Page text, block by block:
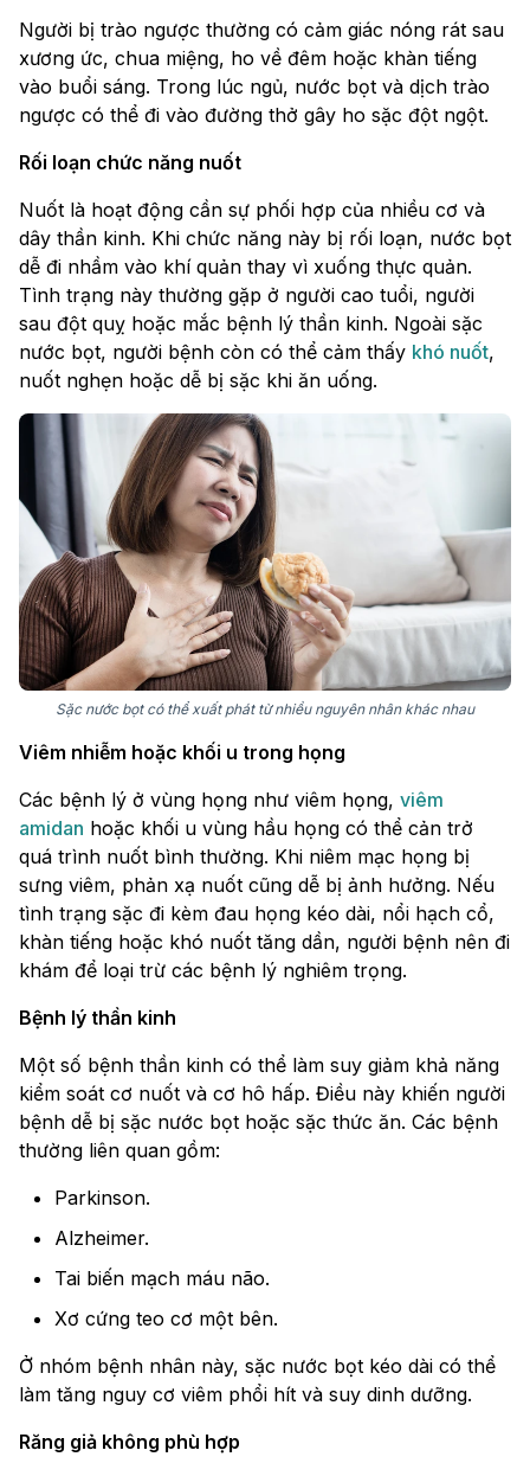
Người bị trào ngược thường có cảm giác nóng rát sau
xương ức, chua miệng, ho về đêm hoặc khàn tiếng
vào buổi sáng. Trong lúc ngủ, nước bọt và dịch trào
ngược có thể đi vào đường thở gây ho sặc đột ngột.
Rối loạn chức năng nuốt
Nuốt là hoạt động cần sự phối hợp của nhiều cơ và
dây thần kinh. Khi chức năng này bị rối loạn, nước bọt
dễ đi nhầm vào khí quản thay vì xuống thực quản.
Tình trạng này thường gặp ở người cao tuổi, người
sau đột quỵ hoặc mắc bệnh lý thần kinh. Ngoài sặc
nước bọt, người bệnh còn có thể cảm thấy khó nuốt,
nuốt nghẹn hoặc dễ bị sặc khi ăn uống.
Sặc nước bọt có thể xuất phát từ nhiều nguyên nhân khác nhau
Viêm nhiễm hoặc khối u trong họng
Các bệnh lý ở vùng họng như viêm họng, viêm
amidan hoặc khối u vùng hầu họng có thể cản trở
quá trình nuốt bình thường. Khi niêm mạc họng bị
sưng viêm, phản xạ nuốt cũng dễ bị ảnh hưởng. Nếu
tình trạng sặc đi kèm đau họng kéo dài, nổi hạch cổ,
khàn tiếng hoặc khó nuốt tăng dần, người bệnh nên đi
khám để loại trừ các bệnh lý nghiêm trọng.
Bệnh lý thần kinh
Một số bệnh thần kinh có thể làm suy giảm khả năng
kiểm soát cơ nuốt và cơ hô hấp. Điều này khiến người
bệnh dễ bị sặc nước bọt hoặc sặc thức ăn. Các bệnh
thường liên quan gồm:
Parkinson.
Alzheimer.
Tai biến mạch máu não.
Xơ cứng teo cơ một bên.
Ở nhóm bệnh nhân này, sặc nước bọt kéo dài có thể
làm tăng nguy cơ viêm phổi hít và suy dinh dưỡng.
Răng giả không phù hợp